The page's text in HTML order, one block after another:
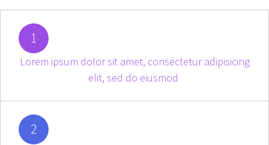
1
Lorem ipsum dolor sit amet, consectetur adipisicing
elit, sed do eiusmod
2